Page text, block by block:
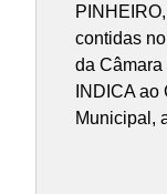
contidas
da
INDICA
Municipal,